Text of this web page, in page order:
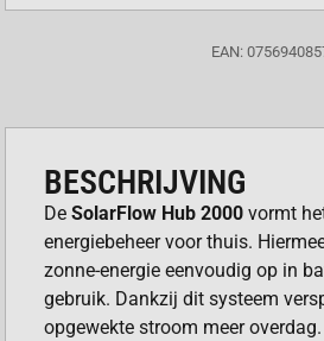
EAN:
BESCHRIJVING
DeSolarFlow Hub 2000 vormt
energiebeheer voor thuis.
zonne-energie eenvoudig op in
gebruik. Dankzij dit systeem
opgewekte stroom meer